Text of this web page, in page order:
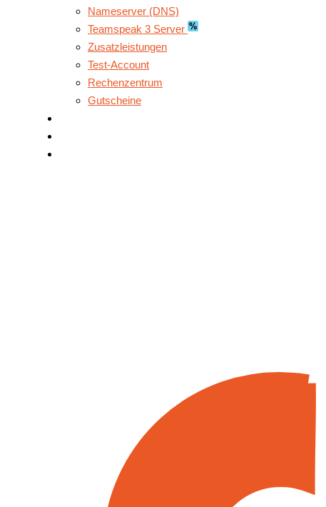
Nameserver (DNS)
Teamspeak 3 Server
Zusatzleistungen
Test-Account
Rechenzentrum
Gutscheine